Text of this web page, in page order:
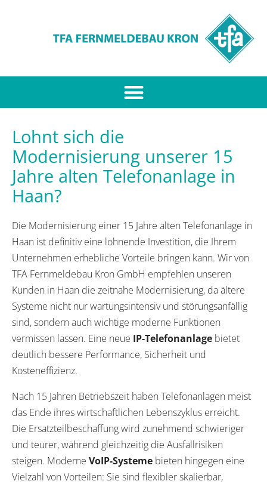
Lohnt sich die
Modernisierung unserer 15
Jahre alten Telefonanlage in
Haan?
Die Modernisierung einer 15 Jahre alten Telefonanlage in
Haan ist definitiv eine lohnende Investition, die Ihrem
Unternehmen erhebliche Vorteile bringen kann. Wir von
TFA Fernmeldebau Kron GmbH empfehlen unseren
Kunden in Haan die zeitnahe Modernisierung, da ältere
Systeme nicht nur wartungsintensiv und störungsanfällig
sind, sondern auch wichtige moderne Funktionen
vermissen lassen. Eine neue IP-Telefonanlage bietet
deutlich bessere Performance, Sicherheit und
Kosteneffizienz.
Nach 15 Jahren Betriebszeit haben Telefonanlagen meist
das Ende ihres wirtschaftlichen Lebenszyklus erreicht.
Die Ersatzteilbeschaffung wird zunehmend schwieriger
und teurer, während gleichzeitig die Ausfallrisiken
steigen. Moderne VoIP-Systeme bieten hingegen eine
Vielzahl von Vorteilen: Sie sind flexibler skalierbar,